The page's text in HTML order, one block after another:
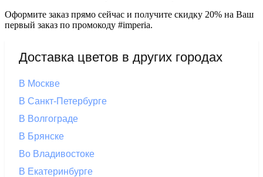
Оформите заказ прямо сейчас и получите скидку 20% на Ваш
первый заказ по промокоду #imperia.
Доставка цветов в других городах
В Москве
В Санкт-Петербурге
В Волгограде
В Брянске
Во Владивостоке
В Екатеринбурге